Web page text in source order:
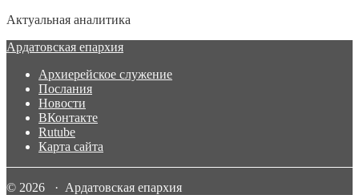
Актуальная аналитика
Ардатовская епархия
Архиерейское служение
Послания
Новости
ВКонтакте
Rutube
Карта сайта
© 2026 · Ардатовская епархия